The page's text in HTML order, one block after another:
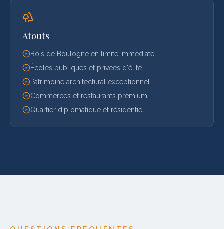
Atouts
Bois de Boulogne en limite immédiate
Écoles publiques et privées d'élite
Patrimoine architectural exceptionnel
Commerces et restaurants premium
Quartier diplomatique et résidentiel